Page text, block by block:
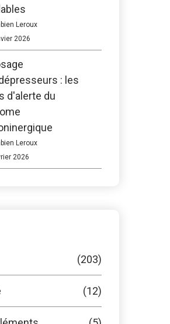
Leroux
2026
: les
d'alerte du
Leroux
2026
(203)
(12)